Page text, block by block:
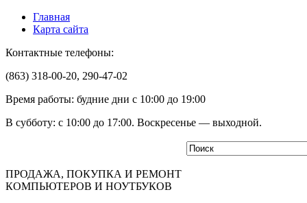
Главная
Карта сайта
Контактные телефоны:
(863) 318-00-20, 290-47-02
Время работы: будние дни с 10:00 до 19:00
В субботу: с 10:00 до 17:00. Воскресенье — выходной.
ПРОДАЖА, ПОКУПКА И РЕМОНТ
КОМПЬЮТЕРОВ И НОУТБУКОВ